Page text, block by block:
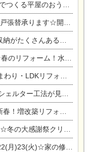
ちのつくり方【完全予約制】
替承ります☆開催！
あるおうち現場見学会』
ーム相談会&今がチャンス！エアコン相談会
ム相談会＆エアコン相談会
法が見れる完成見学会
ォーム&家の修理まつり
祭クリスマス相談会開催
まつり＆増改築リフォーム相談会